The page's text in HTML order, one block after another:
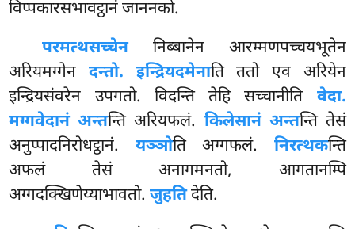
विप्पकारसभावट्ठानं जाननको.
परमत्थसच्चेननिब्बानेन आरम्मणपच्चयभूतेन
अरियमग्गेन दन्तो. इन्द्रियदमेनाति ततो एव अरियेन
इन्द्रियसंवरेन उपगतो. विदन्ति तेहि सच्चानीति वेदा.
मग्गवेदानं अन्तन्ति अरियफलं. किलेसानं अन्तन्ति तेसं
अनुप्पादनिरोधट्ठानं. यञ्ञोति अग्गफलं. निरत्थकन्ति
अफलं तेसं अनागमनतो, आगतानम्पि
अग्गदक्खिणेय्याभावतो.जुहतिदेति.